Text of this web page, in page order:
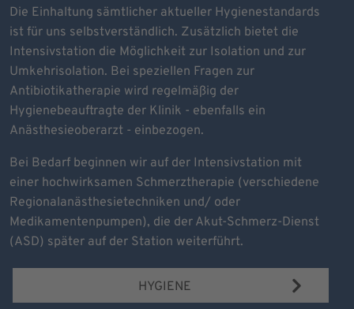
Die Einhaltung sämtlicher aktueller Hygienestandards
ist für uns selbstverständlich. Zusätzlich bietet die
Intensivstation die Möglichkeit zur Isolation und zur
Umkehrisolation. Bei speziellen Fragen zur
Antibiotikatherapie wird regelmäßig der
Hygienebeauftragte der Klinik - ebenfalls ein
Anästhesieoberarzt - einbezogen.
Bei Bedarf beginnen wir auf der Intensivstation mit
einer hochwirksamen Schmerztherapie (verschiedene
Regionalanästhesietechniken und/ oder
Medikamentenpumpen), die der Akut-Schmerz-Dienst
(ASD) später auf der Station weiterführt.
HYGIENE